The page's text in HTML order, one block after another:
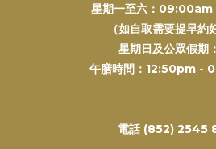
星期一至六：
（如自取需要提早約
星期日及公眾假期
午膳時間：12:50pm -
電話 (852) 2545